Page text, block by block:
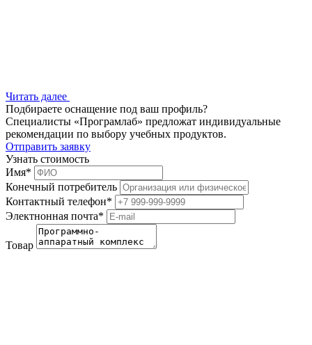
Читать далее
Подбираете оснащение под ваш профиль?
Специалисты «Програмлаб» предложат индивидуальные
рекомендации по выбору учебных продуктов.
Отправить заявку
Узнать стоимость
Имя*
Конечный потребитель
Контактный телефон*
Электнонная почта*
Товар